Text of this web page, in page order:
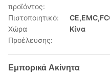
προϊόντος:
Πιστοποιητικό:
Χώρα
Προέλευσης:
Κίνα
Εμπορικά Ακίνητα